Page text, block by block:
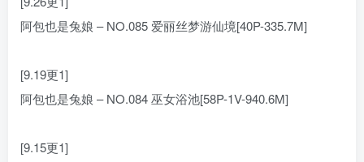
阿包也是兔娘 – NO.085 爱丽丝梦游仙境[40P-335.7M]
[9.19更1]
阿包也是兔娘 – NO.084 巫女浴池[58P-1V-940.6M]
[9.15更1]